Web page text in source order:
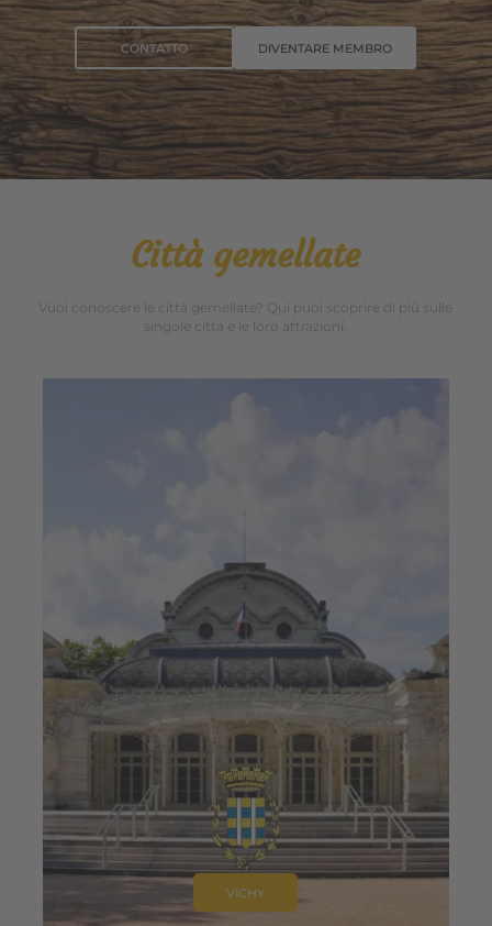
CONTATTO DIVENTARE MEMBRO
Città gemellate
Vuoi conoscere le città gemellate? Qui puoi scoprire di più sulle
singole città e le loro attrazioni.
VICHY